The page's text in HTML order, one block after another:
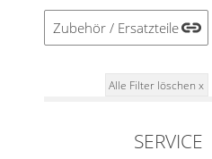
Zubehör / Ersatzteile
Alle Filter löschen x
SERVICE